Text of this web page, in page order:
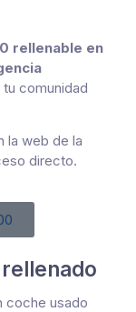
rellenable en
comunidad
la web de la
directo.
coche usado